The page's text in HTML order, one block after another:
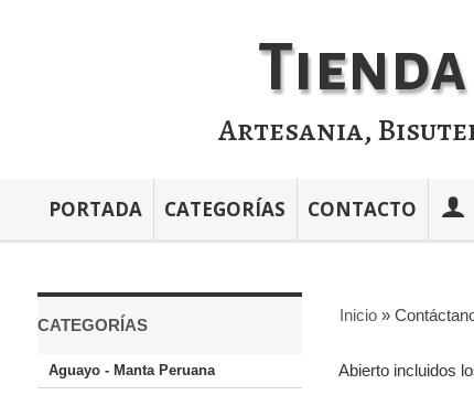
Artesania,
PORTADA CATEGORÍAS CONTACTO
CATEGORÍAS
Aguayo - Manta Peruana
Inicio»
Abierto incluidos